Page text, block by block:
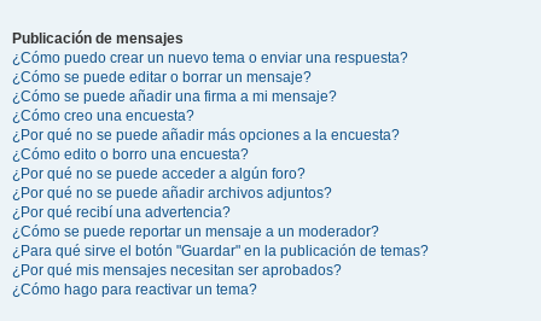
Publicación de mensajes
¿Cómo puedo crear un nuevo tema o enviar una respuesta?
¿Cómo se puede editar o borrar un mensaje?
¿Cómo se puede añadir una firma a mi mensaje?
¿Cómo creo una encuesta?
¿Por qué no se puede añadir más opciones a la encuesta?
¿Cómo edito o borro una encuesta?
¿Por qué no se puede acceder a algún foro?
¿Por qué no se puede añadir archivos adjuntos?
¿Por qué recibí una advertencia?
¿Cómo se puede reportar un mensaje a un moderador?
¿Para qué sirve el botón "Guardar" en la publicación de temas?
¿Por qué mis mensajes necesitan ser aprobados?
¿Cómo hago para reactivar un tema?